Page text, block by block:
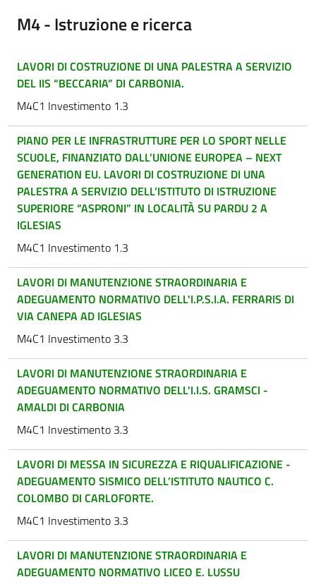
M4 - Istruzione e ricerca
LAVORI DI COSTRUZIONE DI UNA PALESTRA A SERVIZIO
DEL IIS “BECCARIA” DI CARBONIA.
M4C1 Investimento 1.3
PIANO PER LE INFRASTRUTTURE PER LO SPORT NELLE
SCUOLE, FINANZIATO DALL’UNIONE EUROPEA – NEXT
GENERATION EU. LAVORI DI COSTRUZIONE DI UNA
PALESTRA A SERVIZIO DELL’ISTITUTO DI ISTRUZIONE
SUPERIORE “ASPRONI” IN LOCALITÀ SU PARDU 2 A
IGLESIAS
M4C1 Investimento 1.3
LAVORI DI MANUTENZIONE STRAORDINARIA E
ADEGUAMENTO NORMATIVO DELL'I.P.S.I.A. FERRARIS DI
VIA CANEPA AD IGLESIAS
M4C1 Investimento 3.3
LAVORI DI MANUTENZIONE STRAORDINARIA E
ADEGUAMENTO NORMATIVO DELL'I.I.S. GRAMSCI -
AMALDI DI CARBONIA
M4C1 Investimento 3.3
LAVORI DI MESSA IN SICUREZZA E RIQUALIFICAZIONE -
ADEGUAMENTO SISMICO DELL’ISTITUTO NAUTICO C.
COLOMBO DI CARLOFORTE.
M4C1 Investimento 3.3
LAVORI DI MANUTENZIONE STRAORDINARIA E
ADEGUAMENTO NORMATIVO LICEO E. LUSSU